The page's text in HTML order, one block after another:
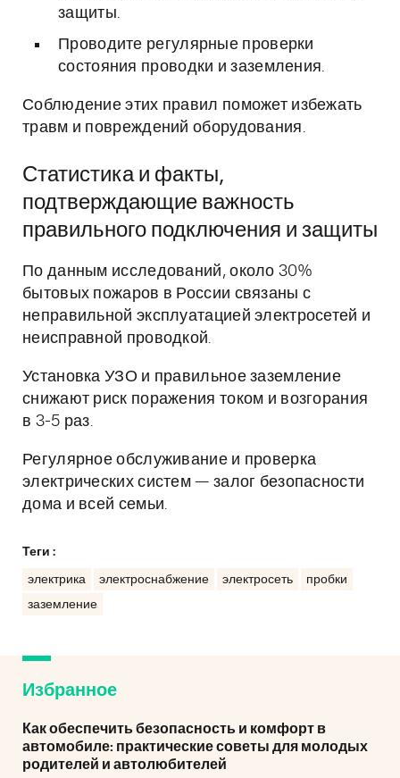
защиты.
Проводите регулярные проверки
состояния проводки и заземления.
Соблюдение этих правил поможет избежать
травм и повреждений оборудования.
Статистика и факты,
подтверждающие важность
правильного подключения и защиты
По данным исследований, около 30%
бытовых пожаров в России связаны с
неправильной эксплуатацией электросетей и
неисправной проводкой.
Установка УЗО и правильное заземление
снижают риск поражения током и возгорания
в 3-5 раз.
Регулярное обслуживание и проверка
электрических систем — залог безопасности
дома и всей семьи.
Теги :
электрика электроснабжение электросеть
пробки
заземление
Избранное
Как обеспечить безопасность и комфорт в
автомобиле: практические советы для молодых
родителей и автолюбителей